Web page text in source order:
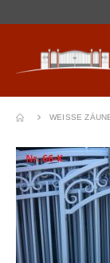
WEISSE ZÄUNE